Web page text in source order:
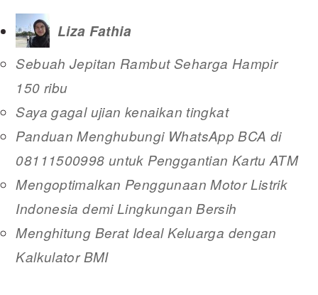
Liza Fathia
Sebuah Jepitan Rambut Seharga Hampir
150 ribu
Saya gagal ujian kenaikan tingkat
Panduan Menghubungi WhatsApp BCA di
08111500998 untuk Penggantian Kartu ATM
Mengoptimalkan Penggunaan Motor Listrik
Indonesia demi Lingkungan Bersih
Menghitung Berat Ideal Keluarga dengan
Kalkulator BMI